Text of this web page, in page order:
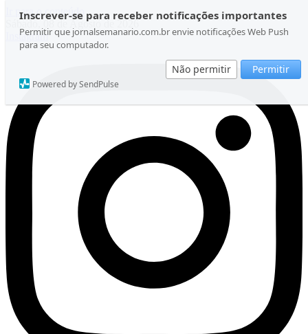
Inscrever-se para receber notificações importantes
Permitir que jornalsemanario.com.br envie notificações Web Push
para seu computador.
Não permitir Permitir
Powered by SendPulse
Ir para o conteúdo
Sábado, 08 de Agosto de 2026
Instagram